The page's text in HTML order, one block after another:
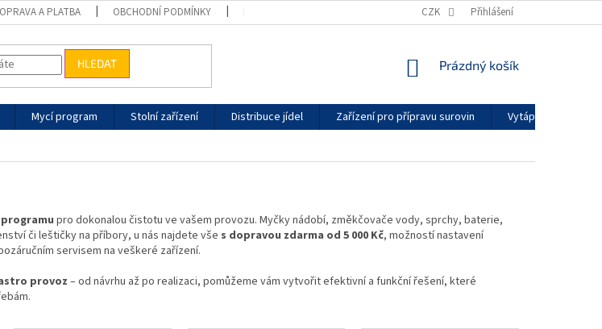
A PLATBA OBCHODNÍ PODMÍNKY ZÁRUČNÍ PODMÍNKY DODACÍ LHŮTY
CZK Přihlášení
HLEDAT
NÁKUPNÍ
Prázdný košík
Mycí program Stolní zařízení Distribuce jídel Zařízení pro přípravu surovin
Vytápění a
pro dokonalou čistotu ve vašem provozu. Myčky nádobí, změkčovače vody, sprchy, baterie,
či leštičky na příbory, u nás najdete vše s dopravou zdarma od 5 000 Kč, možností nastavení
servisem na veškeré zařízení.
provoz – od návrhu až po realizaci, pomůžeme vám vytvořit efektivní a funkční řešení, které